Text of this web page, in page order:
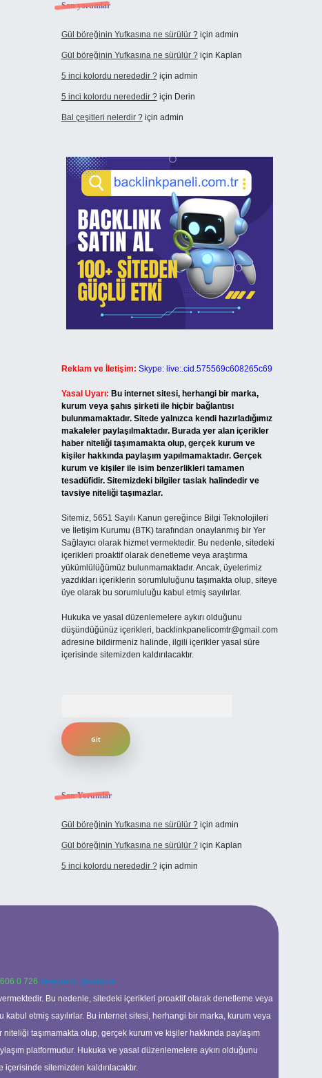
Son yorumlar
Gül böreğinin Yufkasına ne sürülür ?için admin
Gül böreğinin Yufkasına ne sürülür ?için Kaplan
5 inci kolordu nerededir ?için admin
5 inci kolordu nerededir ?için Derin
Bal çeşitleri nelerdir ?için admin
Reklam ve İletişim: Skype: live:.cid.575569c608265c69
Yasal Uyarı: Bu internet sitesi, herhangi bir marka,
kurum veya şahıs şirketi ile hiçbir bağlantısı
bulunmamaktadır. Sitede yalnızca kendi hazırladığımız
makaleler paylaşılmaktadır. Burada yer alan içerikler
haber niteliği taşımamakta olup, gerçek kurum ve
kişiler hakkında paylaşım yapılmamaktadır. Gerçek
kurum ve kişiler ile isim benzerlikleri tamamen
tesadüfidir. Sitemizdeki bilgiler taslak halindedir ve
tavsiye niteliği taşımazlar.
Sitemiz, 5651 Sayılı Kanun gereğince Bilgi Teknolojileri
ve İletişim Kurumu (BTK) tarafından onaylanmış bir Yer
Sağlayıcı olarak hizmet vermektedir. Bu nedenle, sitedeki
içerikleri proaktif olarak denetleme veya araştırma
yükümlülüğümüz bulunmamaktadır. Ancak, üyelerimiz
yazdıkları içeriklerin sorumluluğunu taşımakta olup, siteye
üye olarak bu sorumluluğu kabul etmiş sayılırlar.
Hukuka ve yasal düzenlemelere aykırı olduğunu
düşündüğünüz içerikleri, backlinkpanelicomtr@gmail.com
adresine bildirmeniz halinde, ilgili içerikler yasal süre
içerisinde sitemizden kaldırılacaktır.
Son Yorumlar
Gül böreğinin Yufkasına ne sürülür ?için admin
Gül böreğinin Yufkasına ne sürülür ?için Kaplan
5 inci kolordu nerededir ?için admin
0 726 Telegram: @karabul
Bu nedenle, sitedeki içerikleri proaktif olarak denetleme veya
etmiş sayılırlar. Bu internet sitesi, herhangi bir marka, kurum veya
taşımamakta olup, gerçek kurum ve kişiler hakkında paylaşım
platformudur. Hukuka ve yasal düzenlemelere aykırı olduğunu
sitemizden kaldırılacaktır.